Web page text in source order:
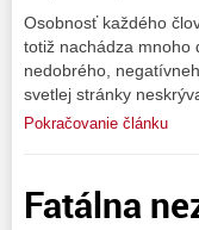
Osobnosť každého
totiž nachádza mnoho
nedobrého,
svetlej stránky
Pokračovanie článku
Fatálna